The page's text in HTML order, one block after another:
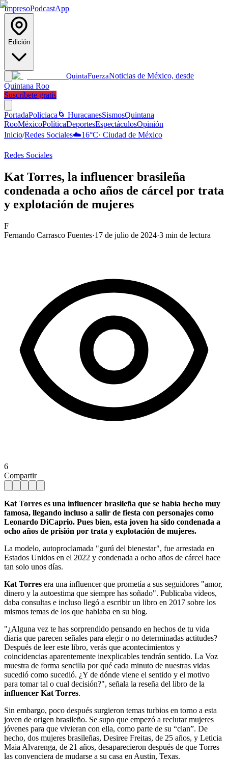
ImpresoPodcastApp
Edición
QuintaFuerzaNoticias de México, desde
Quintana Roo
Suscríbete gratis
PortadaPoliciaca 🌀 HuracanesSismosQuintana
RooMéxicoPolíticaDeportesEspectáculosOpinión
Inicio/Redes Sociales☁️16°C· Ciudad de México
Redes Sociales
Kat Torres, la influencer brasileña
condenada a ocho años de cárcel por trata
y explotación de mujeres
F
Fernando Carrasco Fuentes·17 de julio de 2024·3 min de lectura
6
Compartir
Kat Torres es una influencer brasileña que se había hecho muy
famosa, llegando incluso a salir de fiesta con personajes como
Leonardo DiCaprio. Pues bien, esta joven ha sido condenada a
ocho años de prisión por trata y explotación de mujeres.
La modelo, autoproclamada "gurú del bienestar", fue arrestada en
Estados Unidos en el 2022 y condenada a ocho años de cárcel hace
tan solo unos días.
Kat Torres era una influencer que prometía a sus seguidores "amor,
dinero y la autoestima que siempre has soñado". Publicaba videos,
daba consultas e incluso llegó a escribir un libro en 2017 sobre los
mismos temas de los que hablaba en su blog.
"¿Alguna vez te has sorprendido pensando en hechos de tu vida
diaria que parecen señales para elegir o no determinadas actitudes?
Después de leer este libro, verás que acontecimientos y
coincidencias aparentemente inexplicables tendrán sentido. La Voz
muestra de forma sencilla por qué cada minuto de nuestras vidas
sucedió como sucedió. ¿Y de dónde viene el sentido y el motivo
para tomar tal o cual decisión?", señala la reseña del libro de la
influencer Kat Torres.
Sin embargo, poco después surgieron temas turbios en torno a esta
joven de origen brasileño. Se supo que empezó a reclutar mujeres
jóvenes para que vivieran con ella, como parte de su “clan”. De
hecho, dos mujeres brasileñas, Desiree Freitas, de 25 años, y Leticia
Maia Alvarenga, de 21 años, desaparecieron después de que Torres
las convenciera de mudarse a su casa en Austin, Texas.